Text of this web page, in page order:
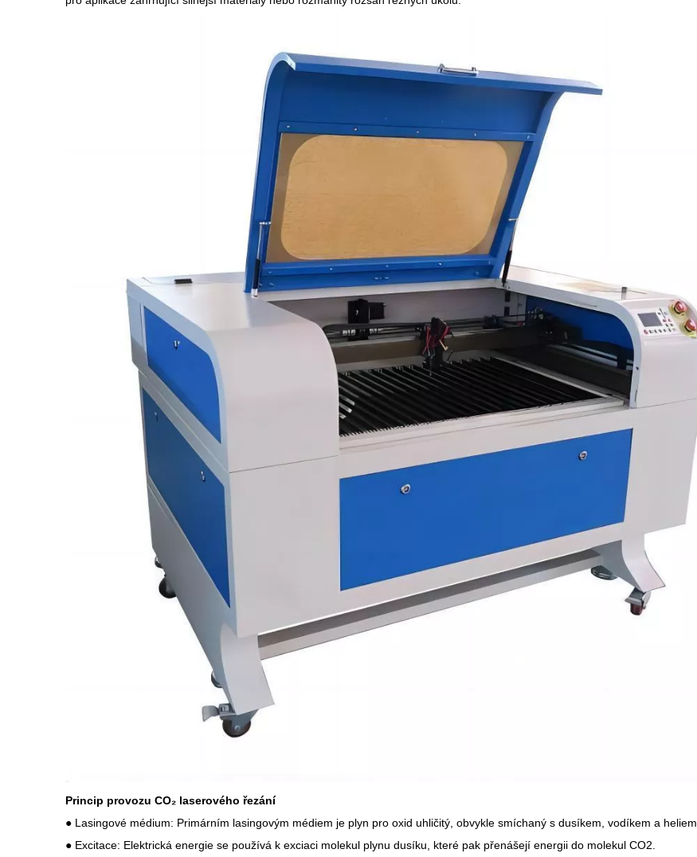
Princip provozu CO₂ laserového řezání
● Lasingové médium: Primárním lasingovým médiem je plyn pro oxid uhličitý, obvykle smíchaný s dusíkem, vodíkem a heliem.
● Excitace: Elektrická energie se používá k exciaci molekul plynu dusíku, které pak přenášejí energii do molekul CO2.